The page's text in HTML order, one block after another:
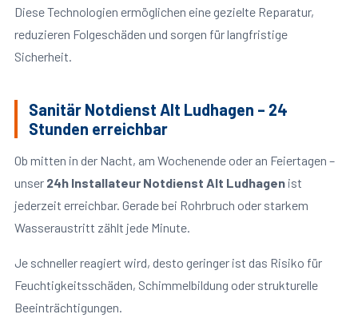
Diese Technologien ermöglichen eine gezielte Reparatur,
reduzieren Folgeschäden und sorgen für langfristige
Sicherheit.
Sanitär Notdienst Alt Ludhagen – 24
Stunden erreichbar
Ob mitten in der Nacht, am Wochenende oder an Feiertagen –
unser 24h Installateur Notdienst Alt Ludhagenist
jederzeit erreichbar. Gerade bei Rohrbruch oder starkem
Wasseraustritt zählt jede Minute.
Je schneller reagiert wird, desto geringer ist das Risiko für
Feuchtigkeitsschäden, Schimmelbildung oder strukturelle
Beeinträchtigungen.